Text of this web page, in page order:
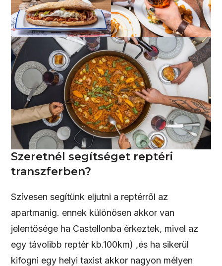
Szeretnél segítséget reptéri
transzferben?
Szívesen segítünk eljutni a reptérről az
apartmanig. ennek különösen akkor van
jelentősége ha Castellonba érkeztek, mivel az
egy távolibb reptér kb.100km) ,és ha sikerül
kifogni egy helyi taxist akkor nagyon mélyen